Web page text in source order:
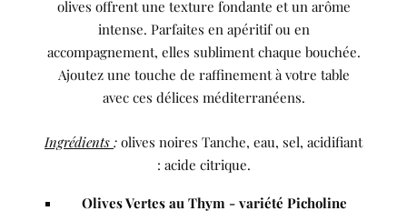
olives offrent une texture fondante et un arôme
intense. Parfaites en apéritif ou en
accompagnement, elles subliment chaque bouchée.
Ajoutez une touche de raffinement à votre table
avec ces délices méditerranéens.
Ingrédients : olives noires Tanche, eau, sel, acidifiant
: acide citrique.
Olives Vertes au Thym - variété Picholine